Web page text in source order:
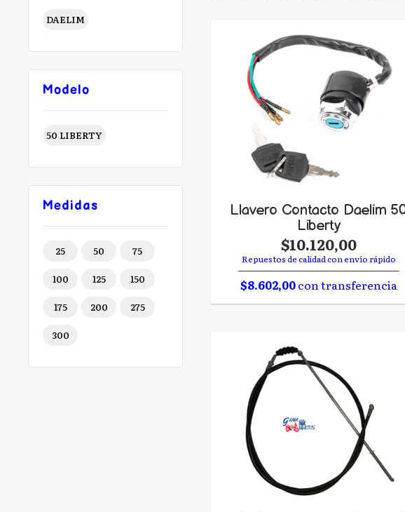
DAELIM
Modelo
50 LIBERTY
Medidas
25 50 75
100 125 150
175 200 275
300
Llavero Contacto Daelim
Liberty
$10.120,00
Repuestos de calidad con envío rápido
$8.602,00con transferencia